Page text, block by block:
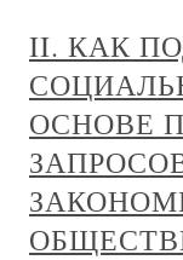
II. КАК
ОСНОВЕ